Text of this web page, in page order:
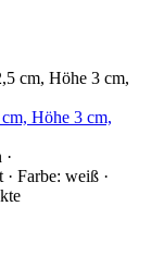
Höhe 3 cm,
Farbe: weiß ·